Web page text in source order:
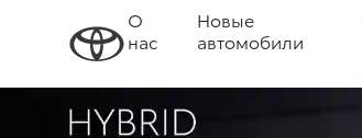
О
нас
Новые
автомобили